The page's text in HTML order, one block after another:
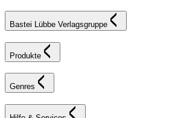
Bastei Lübbe Verlagsgruppe
Produkte
Genres